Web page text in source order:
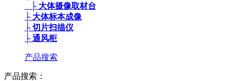
├ 大体摄像取材台
├ 大体标本成像
├ 切片扫描仪
├ 通风柜
产品搜索
产品搜索：